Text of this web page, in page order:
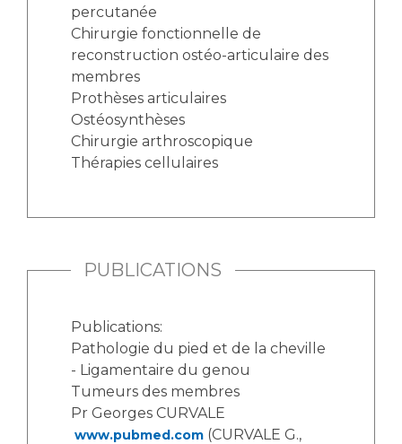
percutanée
Chirurgie fonctionnelle de
reconstruction ostéo-articulaire des
membres
Prothèses articulaires
Ostéosynthèses
Chirurgie arthroscopique
Thérapies cellulaires
PUBLICATIONS
Publications:
Pathologie du pied et de la cheville
- Ligamentaire du genou
Tumeurs des membres
Pr Georges CURVALE
www.pubmed.com (CURVALE G.,